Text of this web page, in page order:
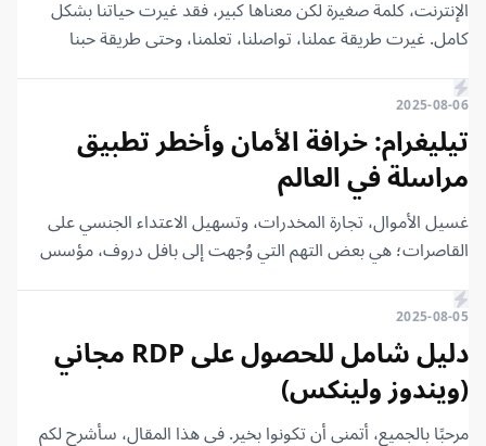
الإنترنت، كلمة صغيرة لكن معناها كبير، فقد غيرت حياتنا بشكل
كامل. غيرت طريقة عملنا، تواصلنا، تعلمنا، وحتى طريقة حبنا
بالشبكة، لكن كم واحدًا منا يعرف كيف بدأت؟ كيف نشأت
الإنترنت؟ من كان أول من أرسل رسالة عبرها؟ وهل كان هذا مجرد
صدفة، أم أنه نتيجة لأحداث سياسية وخوف وصراع على القوة
وعقول مبتكرة؟ في هذا المقال، سوف نعود إلى الماضي، أكثر من
2025-08-06
تيليغرام: خرافة الأمان وأخطر تطبيق
مراسلة في العالم
غسيل الأموال، تجارة المخدرات، وتسهيل الاعتداء الجنسي على
القاصرات؛ هي بعض التهم التي وُجهت إلى بافل دروف، مؤسس
تطبيق مراسلة آمن ويستخدم أقوى أنظمة التشفير. في هذا المقال،
هدفه الأساسي هو الخصوصية ومنح الناس حرية التعبير عن آرائهم
هو كذبة كبيرة.
2025-08-05
دليل شامل للحصول على RDP مجاني
(ويندوز ولينكس)
مرحبًا بالجميع، أتمنى أن تكونوا بخير. في هذا المقال، سأشرح لكم